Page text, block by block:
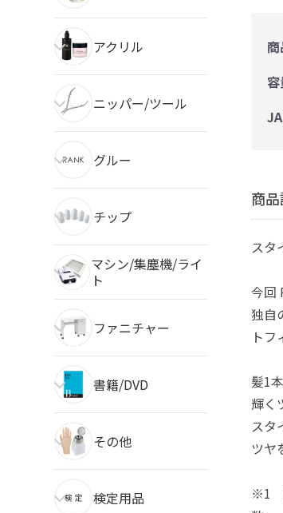
アクリル
ニッパー/ツール
グルー
チップ
マシン/集塵機/ライ
ト
ファニチャー
書籍/DVD
その他
検定用品
商
容
商
スタ
今回
独自
トフ
髪1
輝く
スタ
ツヤ
※1